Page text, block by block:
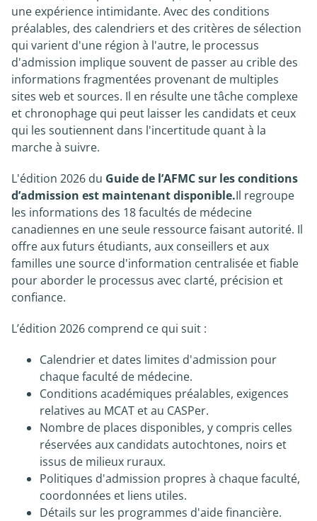
À propos
une expérience intimidante. Avec des conditions
préalables, des calendriers et des critères de sélection
qui varient d'une région à l'autre, le processus
d'admission implique souvent de passer au crible des
informations fragmentées provenant de multiples
sites web et sources. Il en résulte une tâche complexe
et chronophage qui peut laisser les candidats et ceux
qui les soutiennent dans l'incertitude quant à la
marche à suivre.
L'édition 2026 du Guide de l’AFMC sur les conditions
d’admission est maintenant disponible.Il regroupe
les informations des 18 facultés de médecine
canadiennes en une seule ressource faisant autorité. Il
offre aux futurs étudiants, aux conseillers et aux
familles une source d'information centralisée et fiable
pour aborder le processus avec clarté, précision et
confiance.
L’édition 2026 comprend ce qui suit :
Calendrier et dates limites d'admission pour
chaque faculté de médecine.
Conditions académiques préalables, exigences
relatives au MCAT et au CASPer.
Nombre de places disponibles, y compris celles
réservées aux candidats autochtones, noirs et
issus de milieux ruraux.
Politiques d'admission propres à chaque faculté,
coordonnées et liens utiles.
Détails sur les programmes d'aide financière.